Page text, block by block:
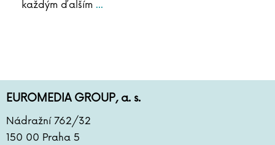
každým ďalším ...
EUROMEDIA GROUP, a. s.
Nádražní 762/32
150 00 Praha 5